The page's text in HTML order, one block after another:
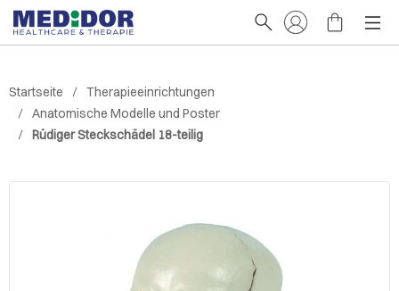
Startseite
Therapieeinrichtungen
Anatomische Modelle und Poster
Rüdiger Steckschädel 18-teilig